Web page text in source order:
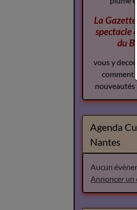
La
spectacle
du
vous y
Agenda
Nantes
Aucun
Annoncer un